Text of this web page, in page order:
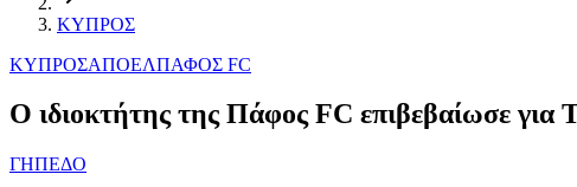
ΚΥΠΡΟΣ
ΚΥΠΡΟΣΑΠΟΕΛΠΑΦΟΣ FC
O ιδιοκτήτης της Πάφος FC επιβεβαίωσε
ΓΗΠΕΔΟ